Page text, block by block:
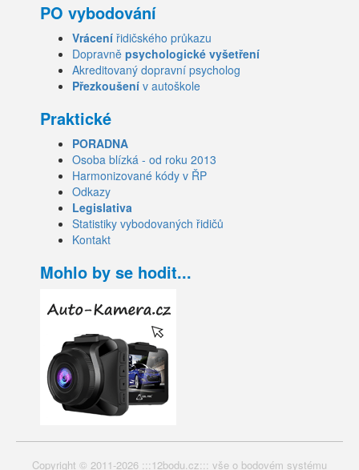
PO vybodování
Vrácení řidičského průkazu
Dopravně psychologické vyšetření
Akreditovaný dopravní psycholog
Přezkoušení v autoškole
Praktické
PORADNA
Osoba blízká - od roku 2013
Harmonizované kódy v ŘP
Odkazy
Legislativa
Statistiky vybodovaných řidičů
Kontakt
Mohlo by se hodit...
Copyright © 2011-2026 :::12bodu.cz::: vše o bodovém systému